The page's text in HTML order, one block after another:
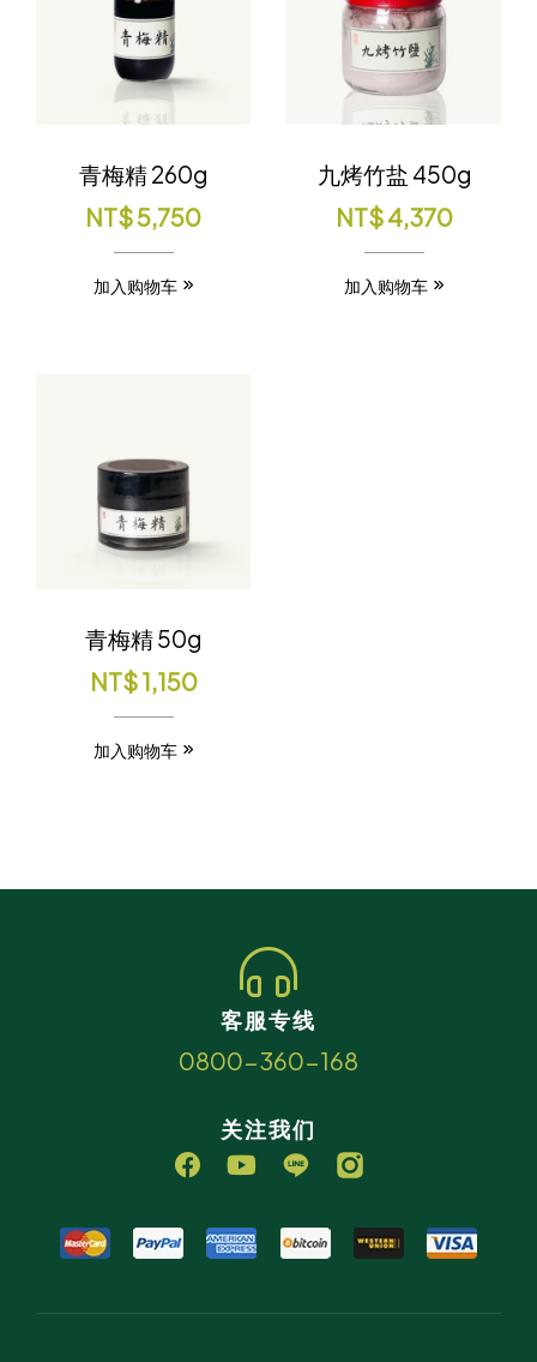
青梅精 260g
NT$5,750
加入购物车
九烤竹盐 450g
NT$4,370
加入购物车
青梅精 50g
NT$1,150
加入购物车
客服专线
0800-360-168
关注我们